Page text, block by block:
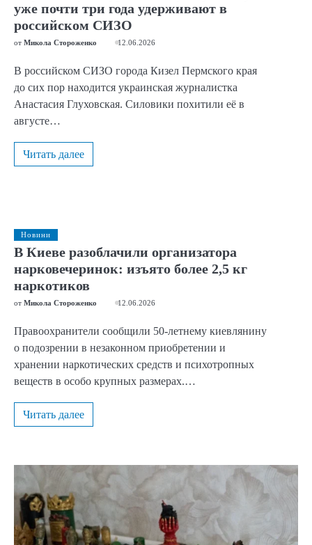
уже почти три года удерживают в
российском СИЗО
от Микола Стороженко 12.06.2026
В российском СИЗО города Кизел Пермского края
до сих пор находится украинская журналистка
Анастасия Глуховская. Силовики похитили её в
августе…
Читать далее
Новини
В Киеве разоблачили организатора
нарковечеринок: изъято более 2,5 кг
наркотиков
от Микола Стороженко 12.06.2026
Правоохранители сообщили 50-летнему киевлянину
о подозрении в незаконном приобретении и
хранении наркотических средств и психотропных
веществ в особо крупных размерах.…
Читать далее